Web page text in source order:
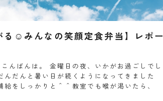
る☺みんなの笑顔定食弁当】レポー
んばんは。 金曜日の夜、いかがお過ごしでし
んだんと暑い日が続くようになってきました
給をしっかりと＾＾教室でも喉が渇いたら、